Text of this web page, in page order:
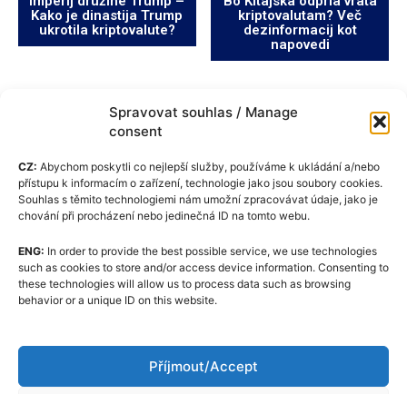
Spravovat souhlas / Manage
consent
CZ: Abychom poskytli co nejlepší služby, používáme k ukládání a/nebo
přístupu k informacím o zařízení, technologie jako jsou soubory cookies.
Souhlas s těmito technologiemi nám umožní zpracovávat údaje, jako je
chování při procházení nebo jedinečná ID na tomto webu.
ENG: In order to provide the best possible service, we use technologies
such as cookies to store and/or access device information. Consenting to
these technologies will allow us to process data such as browsing
behavior or a unique ID on this website.
Příjmout/Accept
Kako je dinastija Trump
ukrotila kriptovalute?
kriptovalutam? Več
dezinformacij kot
napovedi
Pravilnik o piškotkih (EU)
GDPR
Uredniški kodeks